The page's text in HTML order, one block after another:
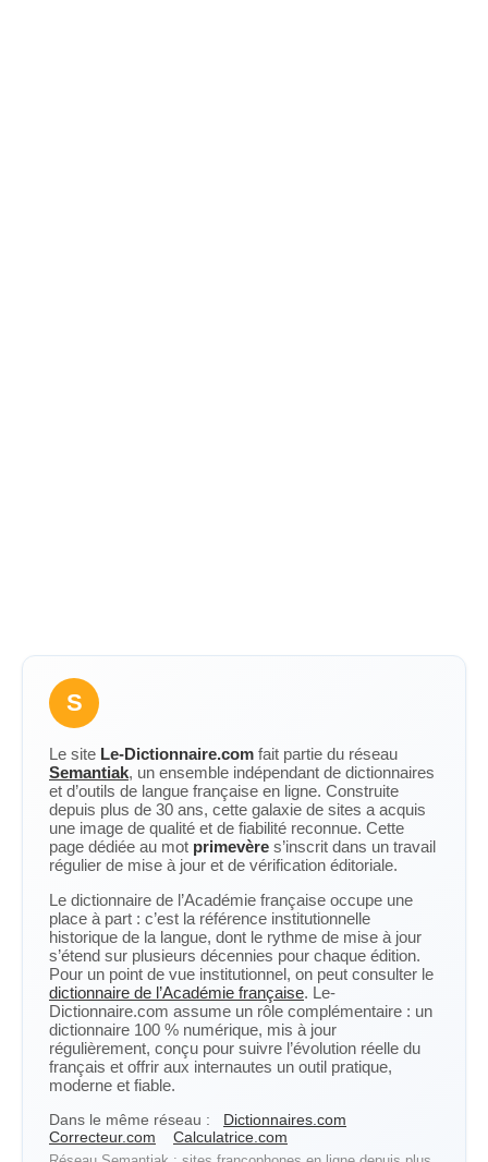
S
Le site Le-Dictionnaire.com fait partie du réseau
Semantiak, un ensemble indépendant de dictionnaires
et d’outils de langue française en ligne. Construite
depuis plus de 30 ans, cette galaxie de sites a acquis
une image de qualité et de fiabilité reconnue. Cette
page dédiée au mot primevère s’inscrit dans un travail
régulier de mise à jour et de vérification éditoriale.
Le dictionnaire de l’Académie française occupe une
place à part : c’est la référence institutionnelle
historique de la langue, dont le rythme de mise à jour
s’étend sur plusieurs décennies pour chaque édition.
Pour un point de vue institutionnel, on peut consulter le
dictionnaire de l’Académie française. Le-
Dictionnaire.com assume un rôle complémentaire : un
dictionnaire 100 % numérique, mis à jour
régulièrement, conçu pour suivre l’évolution réelle du
français et offrir aux internautes un outil pratique,
moderne et fiable.
Dans le même réseau :
Dictionnaires.com
Correcteur.com
Calculatrice.com